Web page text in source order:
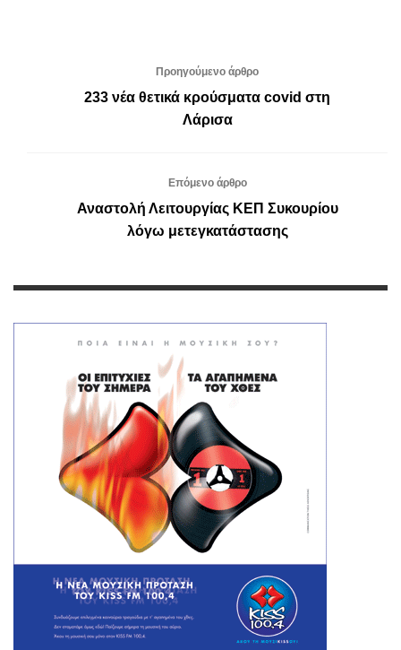
Προηγούμενο άρθρο
233 νέα θετικά κρούσματα covid στη
Λάρισα
Επόμενο άρθρο
Αναστολή Λειτουργίας ΚΕΠ Συκουρίου
λόγω μετεγκατάστασης